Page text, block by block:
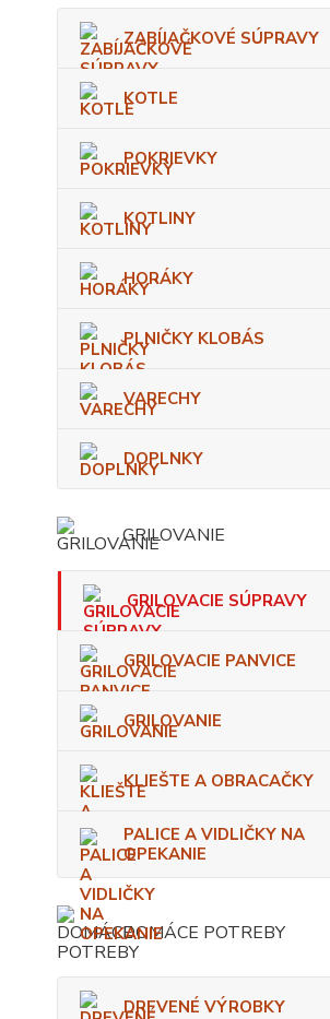
ZABÍJAČKOVÉ SÚPRAVY
KOTLE
POKRIEVKY
KOTLINY
HORÁKY
PLNIČKY KLOBÁS
VARECHY
DOPLNKY
GRILOVANIE
GRILOVACIE SÚPRAVY
GRILOVACIE PANVICE
GRILOVANIE
KLIEŠTE A OBRACAČKY
PALICE A VIDLIČKY NA
OPEKANIE
DOMÁCE POTREBY
DREVENÉ VÝROBKY